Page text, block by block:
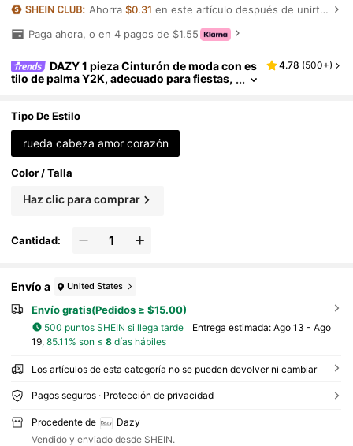
Ahorra $0.31 en este artículo después de unirte.
Paga ahora, o en 4 pagos de $1.55
DAZY 1 pieza Cinturón de moda con es
tilo de palma Y2K, adecuado para fiestas,
4.78 (500+)
Tipo De Estilo
rueda cabeza amor corazón
Color / Talla
Haz clic para comprar
Cantidad:
Envío a United States
Envío gratis(Pedidos ≥ $15.00)
500 puntos SHEIN si llega tarde Entrega estimada: Ago 13 - Ago
19, 85.11% son ≤ 8días hábiles
Los artículos de esta categoría no se pueden devolver ni cambiar
Pagos seguros · Protección de privacidad
Procedente de
Dazy
Vendido y enviado desde SHEIN.